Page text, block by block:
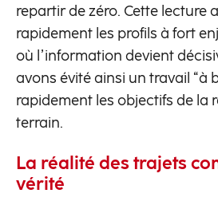
repartir de zéro. Cette lecture
rapidement les profils à fort
où l’information devient
avons évité ainsi un travail “à
rapidement les objectifs de la
terrain.
La réalité des trajets
vérité